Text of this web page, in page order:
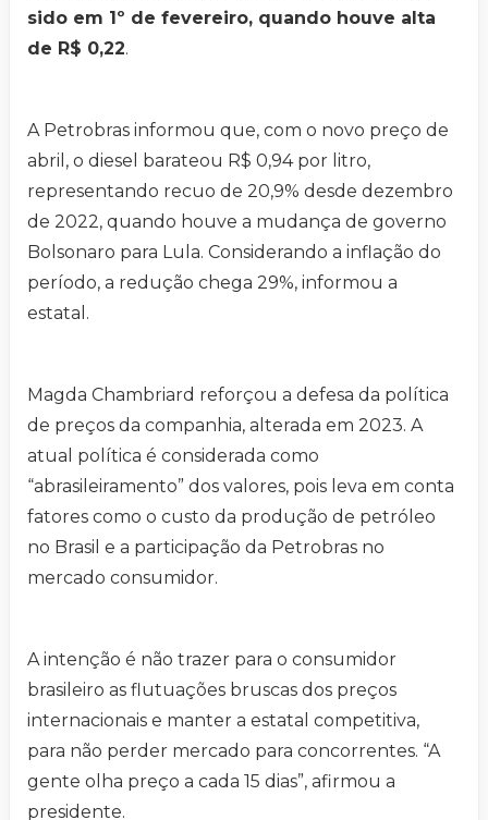
sido em 1º de fevereiro, quando houve alta
de R$ 0,22.
A Petrobras informou que, com o novo preço de
abril, o diesel barateou R$ 0,94 por litro,
representando recuo de 20,9% desde dezembro
de 2022, quando houve a mudança de governo
Bolsonaro para Lula. Considerando a inflação do
período, a redução chega 29%, informou a
estatal.
Magda Chambriard reforçou a defesa da política
de preços da companhia, alterada em 2023. A
atual política é considerada como
“abrasileiramento” dos valores, pois leva em conta
fatores como o custo da produção de petróleo
no Brasil e a participação da Petrobras no
mercado consumidor.
A intenção é não trazer para o consumidor
brasileiro as flutuações bruscas dos preços
internacionais e manter a estatal competitiva,
para não perder mercado para concorrentes. “A
gente olha preço a cada 15 dias”, afirmou a
presidente.